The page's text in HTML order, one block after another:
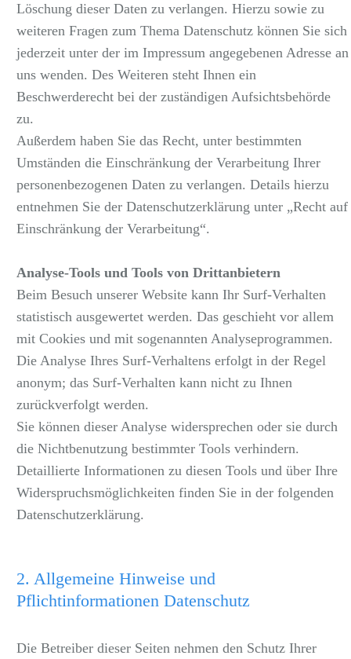
Löschung dieser Daten zu verlangen. Hierzu sowie zu
weiteren Fragen zum Thema Datenschutz können Sie sich
jederzeit unter der im Impressum angegebenen Adresse an
uns wenden. Des Weiteren steht Ihnen ein
Beschwerderecht bei der zuständigen Aufsichtsbehörde
zu.
Außerdem haben Sie das Recht, unter bestimmten
Umständen die Einschränkung der Verarbeitung Ihrer
personenbezogenen Daten zu verlangen. Details hierzu
entnehmen Sie der Datenschutzerklärung unter „Recht auf
Einschränkung der Verarbeitung“.
Analyse-Tools und Tools von Drittanbietern
Beim Besuch unserer Website kann Ihr Surf-Verhalten
statistisch ausgewertet werden. Das geschieht vor allem
mit Cookies und mit sogenannten Analyseprogrammen.
Die Analyse Ihres Surf-Verhaltens erfolgt in der Regel
anonym; das Surf-Verhalten kann nicht zu Ihnen
zurückverfolgt werden.
Sie können dieser Analyse widersprechen oder sie durch
die Nichtbenutzung bestimmter Tools verhindern.
Detaillierte Informationen zu diesen Tools und über Ihre
Widerspruchsmöglichkeiten finden Sie in der folgenden
Datenschutzerklärung.
2. Allgemeine Hinweise und
Pflichtinformationen Datenschutz
Die Betreiber dieser Seiten nehmen den Schutz Ihrer